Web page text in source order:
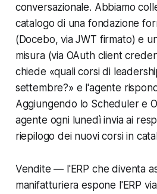
conversazionale. Abbiamo
catalogo di una fondazione
(Docebo, via JWT firmato) e
misura (via OAuth client
chiede «quali corsi di
settembre?» e l'agente
Aggiungendo lo Scheduler e
agente ogni lunedì invia ai
riepilogo dei nuovi corsi in
Vendite — l'ERP che diventa
manifatturiera espone l'ERP